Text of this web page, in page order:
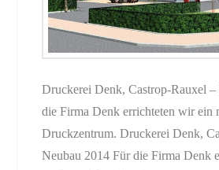
Druckerei Denk, Castrop-Rauxel
die Firma Denk errichteten wir ein
Druckzentrum. Druckerei Denk,
Neubau 2014 Für die Firma Denk